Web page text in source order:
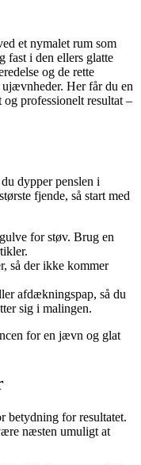
et nymalet rum som
fast i den ellers glatte
og de rette
Her får du en
professionelt resultat –
dypper penslen i
fjende, så start med
for støv. Brug en
så der ikke kommer
afdækningspap, så du
sig i malingen.
for en jævn og glat
betydning for resultatet.
næsten umuligt at